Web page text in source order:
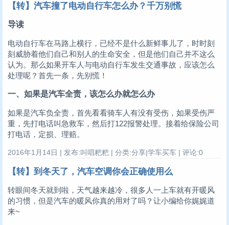
【转】汽车撞了电动自行车怎么办？千万别慌
导读
电动自行车在马路上横行，已经不是什么新鲜事儿了，时时刻
刻威胁着他们自己和别人的生命安全，但是他们自己并不这么
认为。那么如果开车人与电动自行车发生交通事故，应该怎么
处理呢？首先一条，先别慌！
一、如果是汽车全责，该怎么办就怎么办
如果是汽车负全责，首先看看骑车人有没有受伤，如果受伤严
重，先打电话叫急救车，然后打122报警处理。接着给保险公司
打电话，定损、理赔。
2016年1月14日 | 发布:叫唱粑粑 | 分类:分享|学车买车 | 评论:0
【转】到冬天了，汽车空调你会正确使用么
转眼间冬天就到啦，天气越来越冷，很多人一上车就有开暖风
的习惯，但是汽车的暖风你真的用对了吗？让小编给你娓娓道
来~